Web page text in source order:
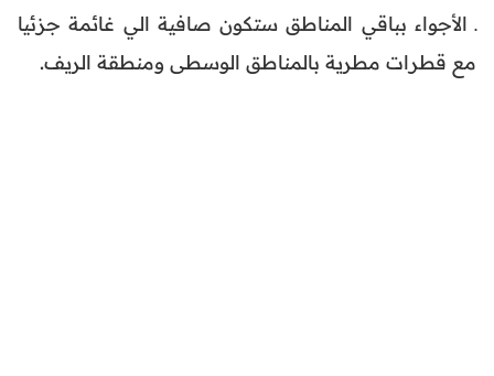
ـ الأجواء بباقي المناطق ستكون صافية الي غائمة جزئيا
مع قطرات مطرية بالمناطق الوسطى ومنطقة الريف.